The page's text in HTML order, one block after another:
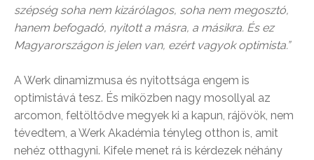
szépség soha nem kizárólagos, soha nem megosztó,
hanem befogadó, nyitott a másra, a másikra. És ez
Magyarországon is jelen van, ezért vagyok optimista.”
A Werk dinamizmusa és nyitottsága engem is
optimistává tesz. És miközben nagy mosollyal az
arcomon, feltöltődve megyek ki a kapun, rájövök, nem
tévedtem, a Werk Akadémia tényleg otthon is, amit
nehéz otthagyni. Kifele menet rá is kérdezek néhány